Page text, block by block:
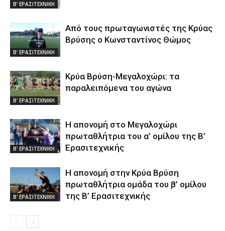
Β' ΕΡΑΣΙΤΕΧΝΙΚΗ
Β' ΕΡΑΣΙΤΕΧΝΙΚΗ
Από τους πρωταγωνιστές της Κρύας
Βρύσης ο Κωνσταντίνος Θώμος
Β' ΕΡΑΣΙΤΕΧΝΙΚΗ
Κρύα Βρύση-Μεγαλοχώρι: τα
παραλειπόμενα του αγώνα
Β' ΕΡΑΣΙΤΕΧΝΙΚΗ
Η απονομή στο Μεγαλοχώρι
πρωταθλήτρια του α’ ομίλου της Β’
Ερασιτεχνικής
Β' ΕΡΑΣΙΤΕΧΝΙΚΗ
Η απονομή στην Κρύα Βρύση
πρωταθλήτρια ομάδα του β’ ομίλου
της Β’ Ερασιτεχνικής